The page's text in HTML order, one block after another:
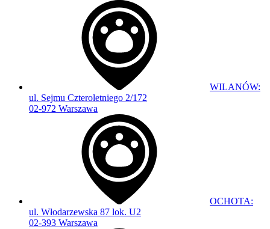
WILANÓW:
ul. Sejmu Czteroletniego 2/172
02-972 Warszawa
OCHOTA:
ul. Włodarzewska 87 lok. U2
02-393 Warszawa